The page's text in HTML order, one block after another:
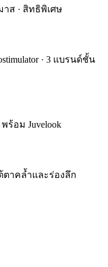
าส · สิทธิพิเศษ
· 3 แบรนด์ชั้น
ร้อม Juvelook
ต้ตาคล้ำและร่องลึก